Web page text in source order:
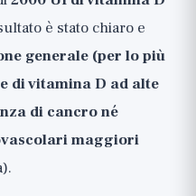
è stato chiaro e
generale (per lo più
di vitamina D ad alte
di cancro né
maggiori